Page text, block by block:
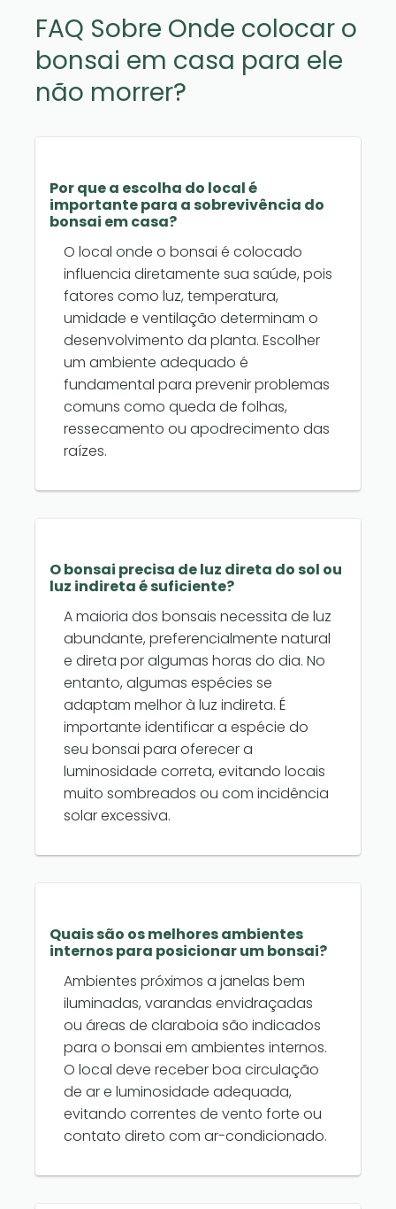
FAQ Sobre Onde colocar o
bonsai em casa para ele
não morrer?
Por que a escolha do local é
importante para a sobrevivência do
bonsai em casa?
O local onde o bonsai é colocado
influencia diretamente sua saúde, pois
fatores como luz, temperatura,
umidade e ventilação determinam o
desenvolvimento da planta. Escolher
um ambiente adequado é
fundamental para prevenir problemas
comuns como queda de folhas,
ressecamento ou apodrecimento das
raízes.
O bonsai precisa de luz direta do sol ou
luz indireta é suficiente?
A maioria dos bonsais necessita de luz
abundante, preferencialmente natural
e direta por algumas horas do dia. No
entanto, algumas espécies se
adaptam melhor à luz indireta. É
importante identificar a espécie do
seu bonsai para oferecer a
luminosidade correta, evitando locais
muito sombreados ou com incidência
solar excessiva.
Quais são os melhores ambientes
internos para posicionar um bonsai?
Ambientes próximos a janelas bem
iluminadas, varandas envidraçadas
ou áreas de claraboia são indicados
para o bonsai em ambientes internos.
O local deve receber boa circulação
de ar e luminosidade adequada,
evitando correntes de vento forte ou
contato direto com ar-condicionado.